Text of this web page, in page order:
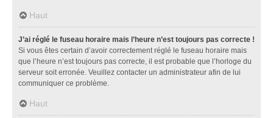
Haut
J’ai réglé le fuseau horaire mais l’heure n’est toujours pas correcte !
Si vous êtes certain d’avoir correctement réglé le fuseau horaire mais
que l’heure n’est toujours pas correcte, il est probable que l’horloge du
serveur soit erronée. Veuillez contacter un administrateur afin de lui
communiquer ce problème.
Haut